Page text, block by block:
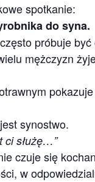
spotkanie:
do syna.
próbuje
mężczyzn
synostwo.
ci służę…”
czuje się
w